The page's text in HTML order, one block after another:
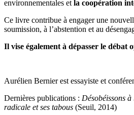
environnementales et la coopération
Ce livre contribue à engager une
soumission, à l’abstention et au
Il vise également à dépasser le débat
Aurélien Bernier est essayiste et
Dernières publications : Désobéissons
radicale et ses tabous (Seuil, 2014)